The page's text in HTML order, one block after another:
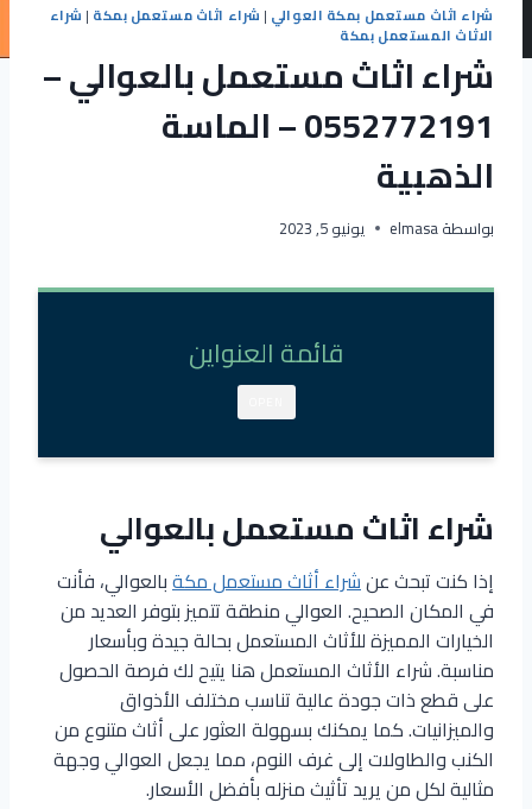
شراء اثاث مستعمل بمكة العوالي | شراء اثاث مستعمل بمكة | شراء
الاثاث المستعمل بمكة
شراء اثاث مستعمل بالعوالي –
0552772191 – الماسة
الذهبية
بواسطةelmasa يونيو 5, 2023
قائمة العنواين
شراء اثاث مستعمل بالعوالي
إذا كنت تبحث عنشراء أثاث مستعمل مكةبالعوالي، فأنت
في المكان الصحيح. العوالي منطقة تتميز بتوفر العديد من
الخيارات المميزة للأثاث المستعمل بحالة جيدة وبأسعار
مناسبة. شراء الأثاث المستعمل هنا يتيح لك فرصة الحصول
على قطع ذات جودة عالية تناسب مختلف الأذواق
والميزانيات. كما يمكنك بسهولة العثور على أثاث متنوع من
الكنب والطاولات إلى غرف النوم، مما يجعل العوالي وجهة
مثالية لكل من يريد تأثيث منزله بأفضل الأسعار.